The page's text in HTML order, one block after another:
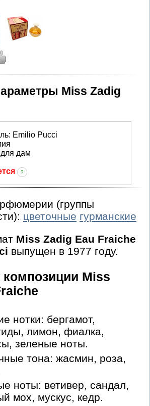
Miss Zadig
: Emilio Pucci
для дам
?
(группы
цветочные гурманские
Miss Zadig Eau Fraiche
выпущен в 1977 году.
Miss
нотки: бергамот,
лимон, фиалка,
зеленые ноты.
тона: жасмин, роза,
ноты: ветивер, сандал,
мох, мускус, кедр.